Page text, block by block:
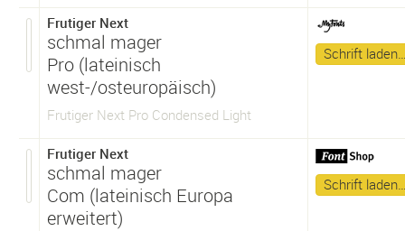
Frutiger Next
schmal mager
Pro (lateinisch
west-/osteuropäisch)
Frutiger Next Pro Condensed Light
Schrift
Frutiger Next
schmal mager
Com (lateinisch Europa
erweitert)
Schrift